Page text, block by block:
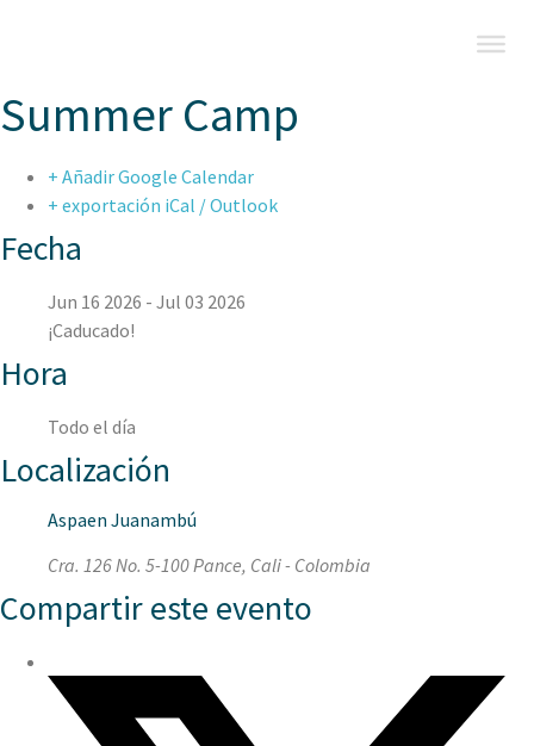
Summer Camp
+ Añadir Google Calendar
+ exportación iCal / Outlook
Fecha
Jun 16 2026 - Jul 03 2026
¡Caducado!
Hora
Todo el día
Localización
Aspaen Juanambú
Cra. 126 No. 5-100 Pance, Cali - Colombia
Compartir este evento